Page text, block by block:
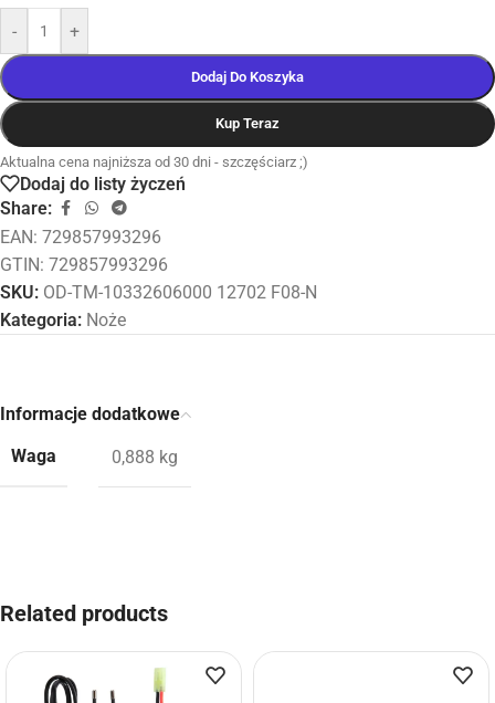
- +
Dodaj Do Koszyka
Kup Teraz
Aktualna cena najniższa od 30 dni - szczęściarz ;)
Dodaj do listy życzeń
Share:
EAN: 729857993296
GTIN: 729857993296
SKU: OD-TM-10332606000 12702 F08-N
Kategoria: Noże
Informacje dodatkowe
Waga
0,888 kg
Related products